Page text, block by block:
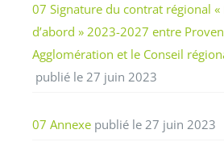
07 Signature du contrat régional
d’abord » 2023-2027 entre
Agglomération et le Conseil
publié le 27 juin 2023
07 Annexe publié le 27 juin 2023